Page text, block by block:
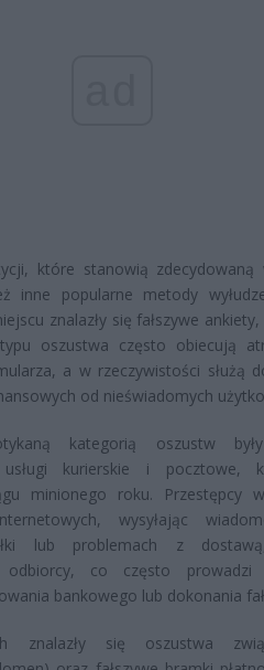
które stanowią zdecydowaną
inne popularne metody
znalazły się fałszywe
oszustwa często obiecują
a w rzeczywistości służą
od nieświadomych
kategorią oszustw
kurierskie i pocztowe,
minionego roku. Przestępcy
wysyłając
lub problemach z
odbiorcy, co często prowadzi
bankowego lub dokonania
znalazły się oszustwa